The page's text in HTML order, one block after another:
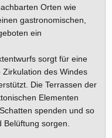
Orten wie
gastronomischen,
ein
sorgt für eine
des Windes
Die Terrassen der
Elementen
spenden und so
Belüftung sorgen.